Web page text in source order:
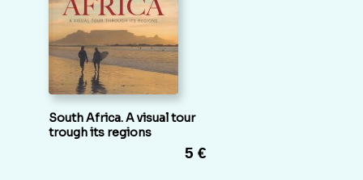
South Africa. A visual tour
trough its regions
5 €